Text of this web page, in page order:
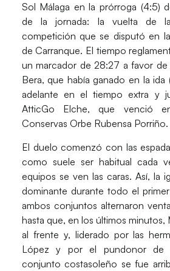
Sol Málaga en la prórroga (4:5)
de la jornada: la vuelta de
competición que se disputó en
de Carranque. El tiempo
un marcador de 28:27 a favor de
Bera, que había ganado en la ida
adelante en el tiempo extra y
AtticGo Elche, que venció
Conservas Orbe Rubensa Porriño.
El duelo comenzó con las
como suele ser habitual cada
equipos se ven las caras. Así, la
dominante durante todo el
ambos conjuntos alternaron
hasta que, en los últimos minutos,
al frente y, liderado por las
López y por el pundonor de
conjunto costasoleño se fue